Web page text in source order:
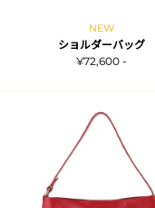
NEW
ショルダーバッグ
¥72,600 -